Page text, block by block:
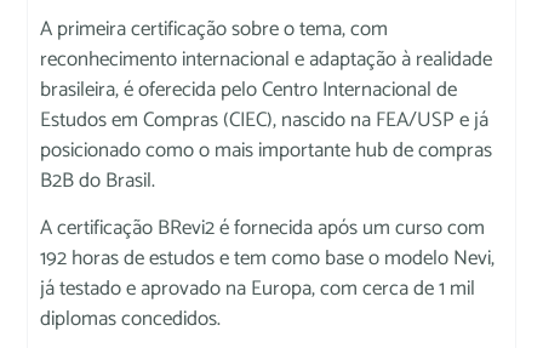
A primeira certificação sobre o tema, com
reconhecimento internacional e adaptação à realidade
brasileira, é oferecida pelo Centro Internacional de
Estudos em Compras (CIEC), nascido na FEA/USP e já
posicionado como o mais importante hub de compras
B2B do Brasil.
A certificação BRevi2 é fornecida após um curso com
192 horas de estudos e tem como base o modelo Nevi,
já testado e aprovado na Europa, com cerca de 1 mil
diplomas concedidos.